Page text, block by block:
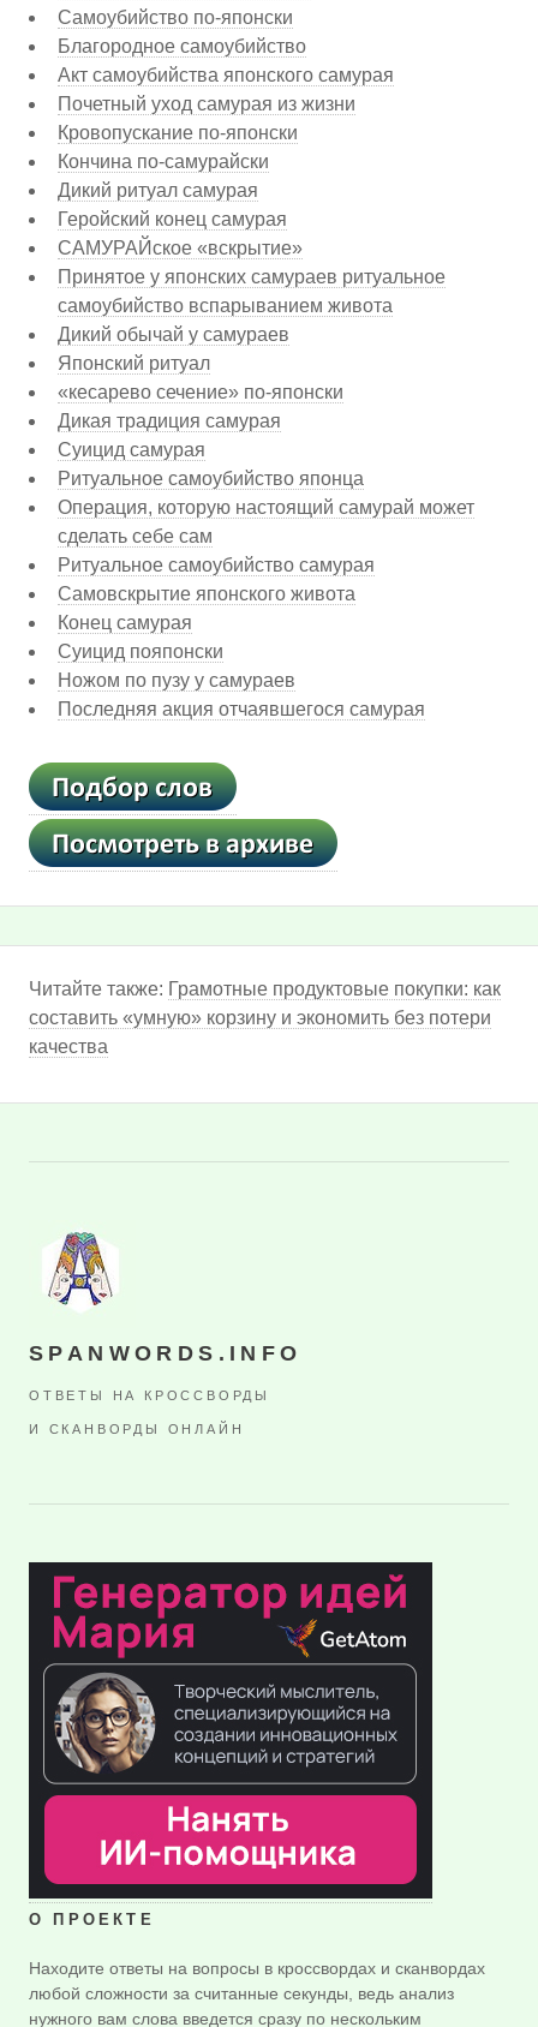
Самоубийство по-японски
Благородное самоубийство
Акт самоубийства японского самурая
Почетный уход самурая из жизни
Кровопускание по-японски
Кончина по-самурайски
Дикий ритуал самурая
Геройский конец самурая
САМУРАЙское «вскрытие»
Принятое у японских самураев ритуальное
самоубийство вспарыванием живота
Дикий обычай у самураев
Японский ритуал
«кесарево сечение» по-японски
Дикая традиция самурая
Суицид самурая
Ритуальное самоубийство японца
Операция, которую настоящий самурай может
сделать себе сам
Ритуальное самоубийство самурая
Самовскрытие японского живота
Конец самурая
Суицид пояпонски
Ножом по пузу у самураев
Последняя акция отчаявшегося самурая
Читайте также: Грамотные продуктовые покупки: как
составить «умную» корзину и экономить без потери
качества
SPANWORDS.INFO
ОТВЕТЫ НА КРОССВОРДЫ
И СКАНВОРДЫ ОНЛАЙН
О ПРОЕКТЕ
Находите ответы на вопросы в кроссвордах и сканвордах
любой сложности за считанные секунды, ведь анализ
нужного вам слова введется сразу по нескольким